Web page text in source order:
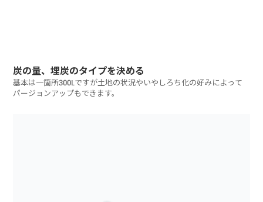
炭の量、埋炭のタイプを決める
基本は一箇所300Lですが土地の状況やいやしろち化の好みによって
パージョンアップもできます。